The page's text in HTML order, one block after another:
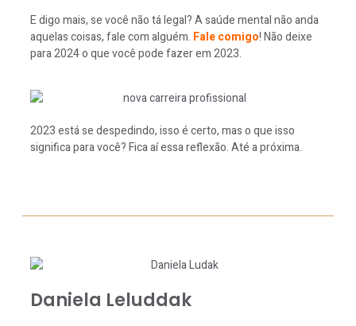
E digo mais, se você não tá legal? A saúde mental não anda
aquelas coisas, fale com alguém. Fale comigo! Não deixe
para 2024 o que você pode fazer em 2023.
2023 está se despedindo, isso é certo, mas o que isso
significa para você? Fica aí essa reflexão. Até a próxima.
Daniela Leluddak